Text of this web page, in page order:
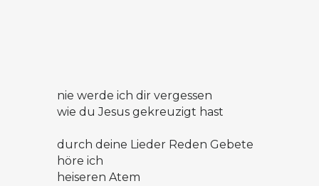
nie werde ich dir vergessen
wie du Jesus gekreuzigt hast
durch deine Lieder Reden Gebete
höre ich
heiseren Atem